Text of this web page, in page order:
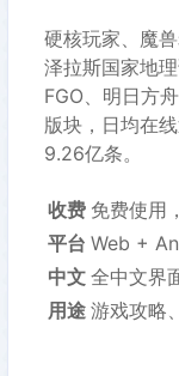
硬核玩家、魔
泽拉斯国家地
FGO、明日方
版块，日均在
9.26亿条。
收费 免费使用
平台 Web +
中文 全中文界
用途 游戏攻略